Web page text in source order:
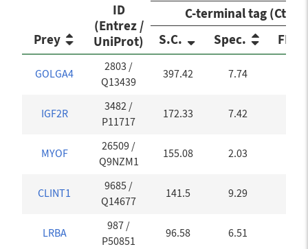
Prey
ID
(Entrez /
UniProt)
C-terminal tag (Ct)
S.C.
Spec. FDR
GOLGA4
2803 /
Q13439
397.42 7.74
IGF2R
3482 /
P11717
172.33 7.42
MYOF
26509 /
Q9NZM1
155.08 2.03
CLINT1
9685 /
Q14677
141.5 9.29
LRBA
987 /
P50851
96.58 6.51